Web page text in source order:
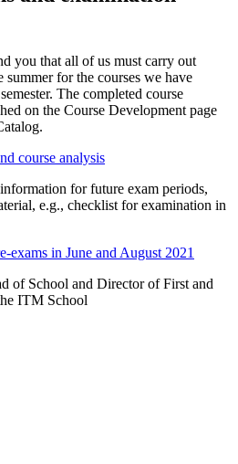
you that all of us must carry out
summer for the courses we have
The completed course
on the Course Development page
course analysis
for future exam periods,
e.g., checklist for examination in
exams in June and August 2021
of School and Director of First and
ITM School